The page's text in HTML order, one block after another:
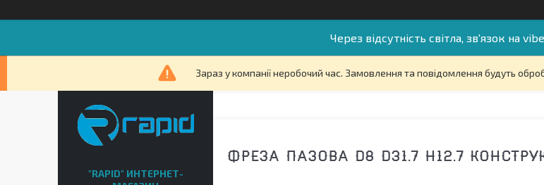
Через відсутність світла, зв'язок на
Зараз у компанії неробочий час. Замовлення та повідомлення будуть
ФРЕЗА ПАЗОВА D8 D31.7 H12.7
"RAPID" ИНТЕРНЕТ-